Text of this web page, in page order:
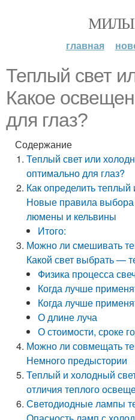
главная
Теплый свет
Какое
для глаз?
Содержание
Теплый свет или
оптимально для глаз?
Как определить
Новые правила выбора
люмены и кельвины
Итого:
Можно ли смешивать
Какой свет выбрать —
Физика процесса
Когда лучше
Когда лучше
О длине луча
О стоимости, сроке
Можно ли совмещать
Немного предыстории
Теплый и холодный
отличия теплого
Светодиодные лампы